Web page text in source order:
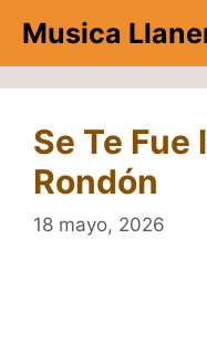
contenido
Musica
Se Te Fue
Rondón
18 mayo, 2026